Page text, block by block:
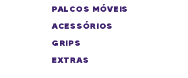
PALCOS MÓVEIS
ACESSÓRIOS
GRIPS
EXTRAS